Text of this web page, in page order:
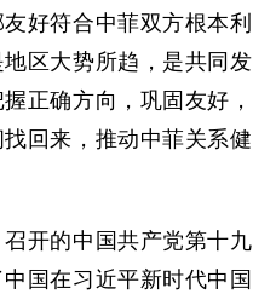
好符合中菲双方根本利
区大势所趋，是共同发
正确方向，巩固友好，
回来，推动中菲关系健
开的中国共产党第十九
国在习近平新时代中国